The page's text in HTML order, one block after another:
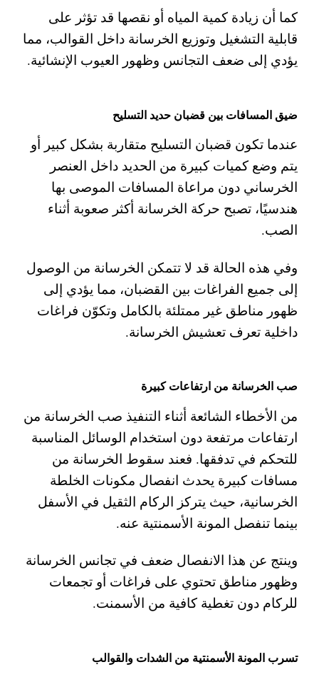
كما أن زيادة كمية المياه أو نقصها قد تؤثر على
قابلية التشغيل وتوزيع الخرسانة داخل القوالب، مما
يؤدي إلى ضعف التجانس وظهور العيوب الإنشائية.
ضيق المسافات بين قضبان حديد التسليح
عندما تكون قضبان التسليح متقاربة بشكل كبير أو
يتم وضع كميات كبيرة من الحديد داخل العنصر
الخرساني دون مراعاة المسافات الموصى بها
هندسيًا، تصبح حركة الخرسانة أكثر صعوبة أثناء
الصب.
وفي هذه الحالة قد لا تتمكن الخرسانة من الوصول
إلى جميع الفراغات بين القضبان، مما يؤدي إلى
ظهور مناطق غير ممتلئة بالكامل وتكوّن فراغات
داخلية تعرف تعشيش الخرسانة.
صب الخرسانة من ارتفاعات كبيرة
من الأخطاء الشائعة أثناء التنفيذ صب الخرسانة من
ارتفاعات مرتفعة دون استخدام الوسائل المناسبة
للتحكم في تدفقها. فعند سقوط الخرسانة من
مسافات كبيرة يحدث انفصال مكونات الخلطة
الخرسانية، حيث يتركز الركام الثقيل في الأسفل
بينما تنفصل المونة الأسمنتية عنه.
وينتج عن هذا الانفصال ضعف في تجانس الخرسانة
وظهور مناطق تحتوي على فراغات أو تجمعات
للركام دون تغطية كافية من الأسمنت.
تسرب المونة الأسمنتية من الشدات والقوالب